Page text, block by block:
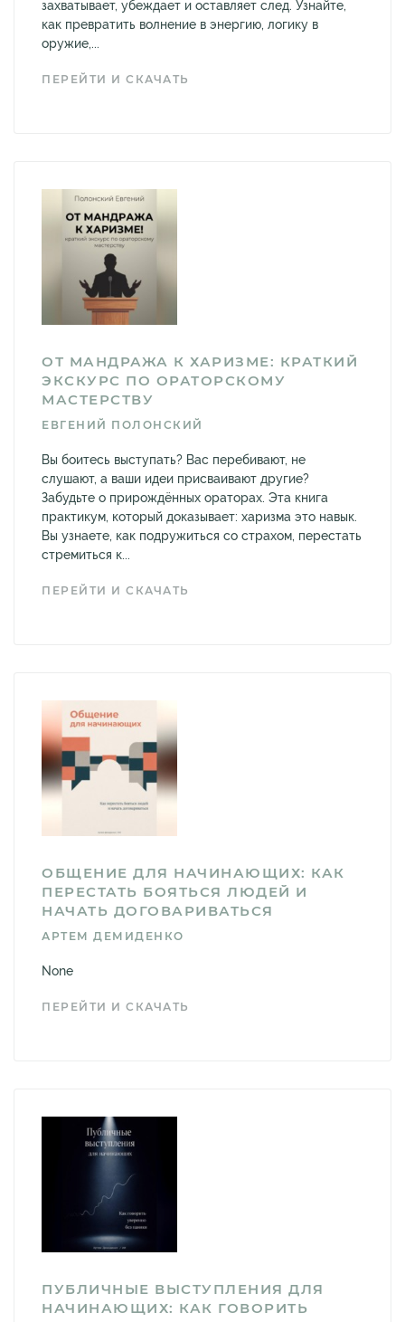
захватывает, убеждает и оставляет след. Узнайте,
как превратить волнение в энергию, логику в
оружие,...
ПЕРЕЙТИ И СКАЧАТЬ
ОТ МАНДРАЖА К ХАРИЗМЕ: КРАТКИЙ
ЭКСКУРС ПО ОРАТОРСКОМУ
МАСТЕРСТВУ
ЕВГЕНИЙ ПОЛОНСКИЙ
Вы боитесь выступать? Вас перебивают, не
слушают, а ваши идеи присваивают другие?
Забудьте о прирождённых ораторах. Эта книга
практикум, который доказывает: харизма это навык.
Вы узнаете, как подружиться со страхом, перестать
стремиться к...
ПЕРЕЙТИ И СКАЧАТЬ
ОБЩЕНИЕ ДЛЯ НАЧИНАЮЩИХ: КАК
ПЕРЕСТАТЬ БОЯТЬСЯ ЛЮДЕЙ И
НАЧАТЬ ДОГОВАРИВАТЬСЯ
АРТЕМ ДЕМИДЕНКО
None
ПЕРЕЙТИ И СКАЧАТЬ
ПУБЛИЧНЫЕ ВЫСТУПЛЕНИЯ ДЛЯ
НАЧИНАЮЩИХ: КАК ГОВОРИТЬ